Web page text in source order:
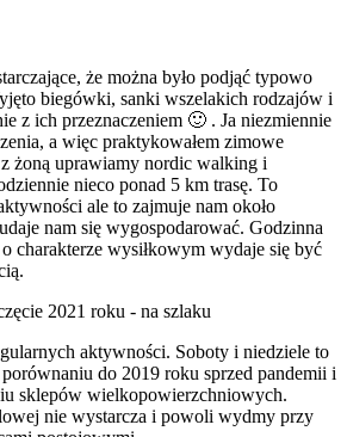
że można było podjąć typowo
biegówki, sanki wszelakich rodzajów i
z ich przeznaczeniem 🙂 . Ja niezmiennie
a więc praktykowałem zimowe
żoną uprawiamy nordic walking i
nieco ponad 5 km trasę. To
ale to zajmuje nam około
nam się wygospodarować. Godzinna
charakterze wysiłkowym wydaje się być
aktywności. Soboty i niedziele to
do 2019 roku sprzed pandemii i
sklepów wielkopowierzchniowych.
nie wystarcza i powoli wydmy przy